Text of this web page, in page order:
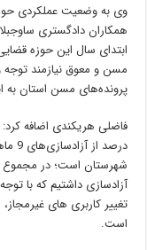
وی به وضعیت عملکردی
ابتدای سال این حوزه
پرونده‌های مسن استان به
آزادسازی داشتیم که با
تغییر کاربری های
است.